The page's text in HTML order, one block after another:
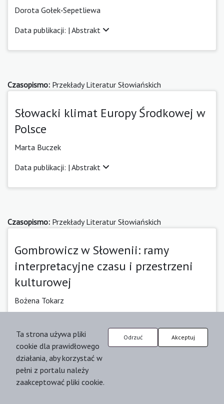
Dorota Gołek‑Sepetliewa
Data publikacji: | Abstrakt
Czasopismo: Przekłady Literatur Słowiańskich
Słowacki klimat Europy Środkowej w
Polsce
Marta Buczek
Data publikacji: | Abstrakt
Czasopismo: Przekłady Literatur Słowiańskich
Gombrowicz w Słowenii: ramy
interpretacyjne czasu i przestrzeni
kulturowej
Bożena Tokarz
Czasopismo: Przekłady Literatur Słowiańskich
Ta strona używa pliki
cookie dla prawidłowego
działania, aby korzystać w
pełni z portalu należy
zaakceptować pliki cookie.
Odrzuć Akceptuj